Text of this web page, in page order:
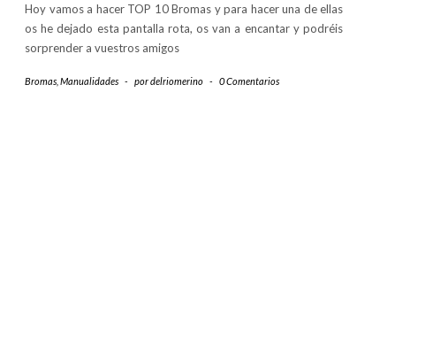
Hoy vamos a hacer TOP 10 Bromas y para hacer una de ellas
os he dejado esta pantalla rota, os van a encantar y podréis
sorprender a vuestros amigos
Bromas Manualidades - pordelriomerino - 0 Comentarios